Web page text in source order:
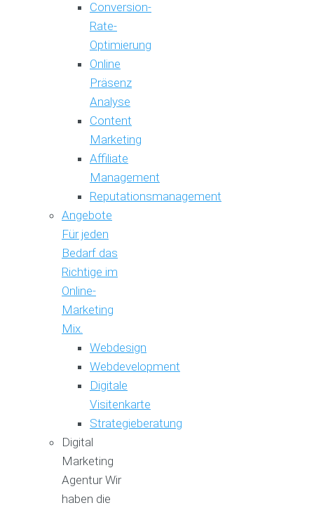
Conversion-
Rate-
Optimierung
Online
Präsenz
Analyse
Content
Marketing
Affiliate
Management
Reputationsmanagement
Angebote
Für jeden
Bedarf das
Richtige im
Online-
Marketing
Mix.
Webdesign
Webdevelopment
Digitale
Visitenkarte
Strategieberatung
Digital
Marketing
AgenturWir
haben die